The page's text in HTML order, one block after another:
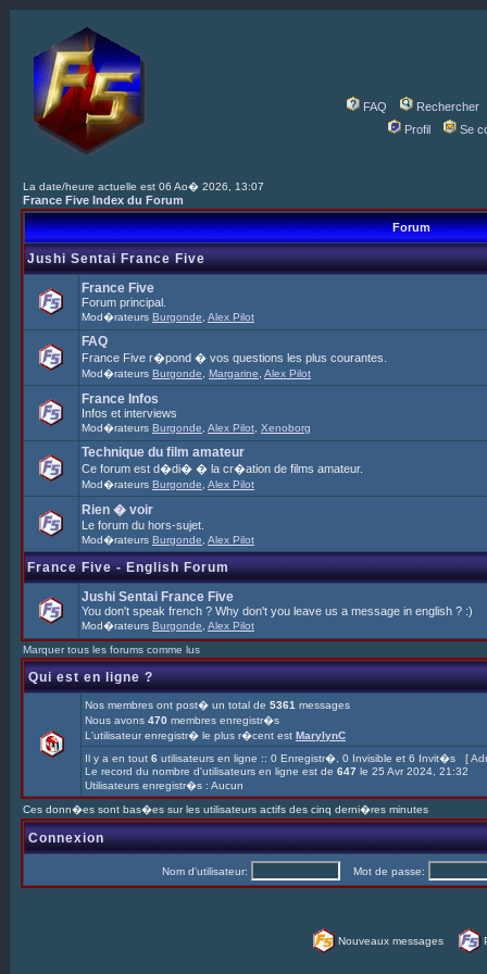
FAQ
Rechercher
Profil
Se
La date/heure actuelle est 06 Ao� 2026, 13:07
France Five Index du Forum
Forum
Jushi Sentai France Five
France Five
Forum principal.
Mod�rateurs Burgonde Alex Pilot
FAQ
France Five r�pond � vos questions les plus courantes.
Mod�rateurs Burgonde Margarine Alex Pilot
France Infos
Infos et interviews
Mod�rateurs Burgonde Alex Pilot Xenoborg
Technique du film amateur
Ce forum est d�di� � la cr�ation de films amateur.
Mod�rateurs Burgonde Alex Pilot
Rien � voir
Le forum du hors-sujet.
Mod�rateurs Burgonde Alex Pilot
France Five - English Forum
Jushi Sentai France Five
You don't speak french ? Why don't you leave us a message in english ? :)
Mod�rateurs Burgonde Alex Pilot
Marquer tous les forums comme lus
Qui est en ligne ?
Nos membres ont post� un total de 5361 messages
Nous avons 470 membres enregistr�s
L'utilisateur enregistr� le plus r�cent est MarylynC
Il y a en tout 6 utilisateurs en ligne :: 0 Enregistr�, 0 Invisible et 6 Invit�s [
Le record du nombre d'utilisateurs en ligne est de 647 le 25 Avr 2024, 21:32
Utilisateurs enregistr�s : Aucun
Ces donn�es sont bas�es sur les utilisateurs actifs des cinq derni�res minutes
Connexion
Nom d'utilisateur: Mot de passe:
Nouveaux messages